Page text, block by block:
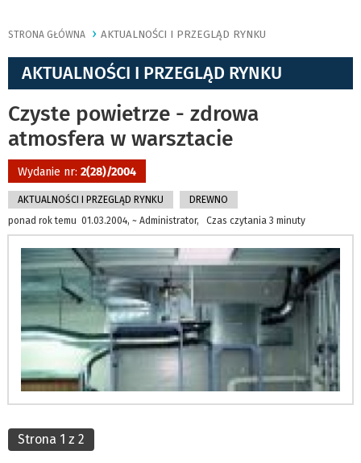
STRONA GŁÓWNA AKTUALNOŚCI I PRZEGLĄD RYNKU
AKTUALNOŚCI I PRZEGLĄD RYNKU
Czyste powietrze - zdrowa
atmosfera w warsztacie
Wydanie nr: 2(28)/2004
AKTUALNOŚCI I PRZEGLĄD RYNKU
DREWNO
ponad rok temu 01.03.2004, ~ Administrator, Czas czytania 3 minuty
Strona 1 z 2